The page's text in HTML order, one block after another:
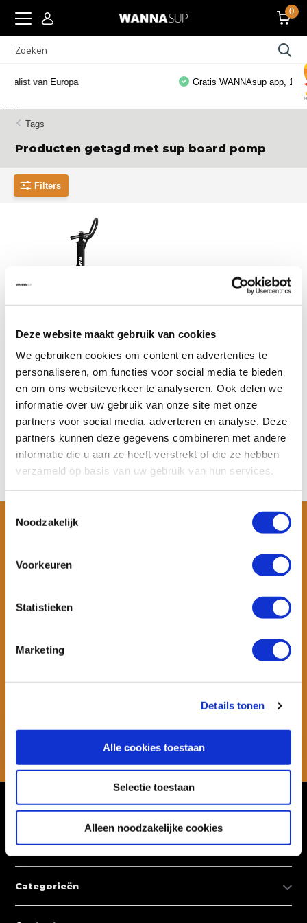
Deze website maakt gebruik van cookies
We gebruiken cookies om content en advertenties te
personaliseren, om functies voor social media te bieden
en om ons websiteverkeer te analyseren. Ook delen we
informatie over uw gebruik van onze site met onze
partners voor social media, adverteren en analyse. Deze
partners kunnen deze gegevens combineren met andere
informatie die u aan ze heeft verstrekt of die ze hebben
verzameld op basis van uw gebruik van hun services.
Noodzakelijk
Voorkeuren
Statistieken
Marketing
Details tonen
Alle cookies toestaan
Selectie toestaan
Alleen noodzakelijke cookies
0
Gratis WANNAsup app, 10.000x gedownload
Tags
Producten getagd met sup board pomp
Filters
blaas je jouw opblaa...
Op voorraad
Meer informatie
€ 49,- € 19,-
Bekijken
Wil je ook speciale kortingen ontvangen en maandelijks een
Abonneer
Klantenservice
Mijn account
Categorieën
... ...